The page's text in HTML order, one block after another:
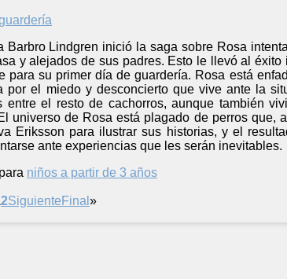
Barbro Lindgren inició la saga sobre Rosa
y alejados de sus padres. Esto le llevó al
para su primer día de guardería. Rosa está
por el miedo y desconcierto que vive ante la
entre el resto de cachorros, aunque también
universo de Rosa está plagado de perros que,
Eriksson para ilustrar sus historias, y el
ante experiencias que les serán inevitables.
niños a partir de 3 años
2Siguiente Final »